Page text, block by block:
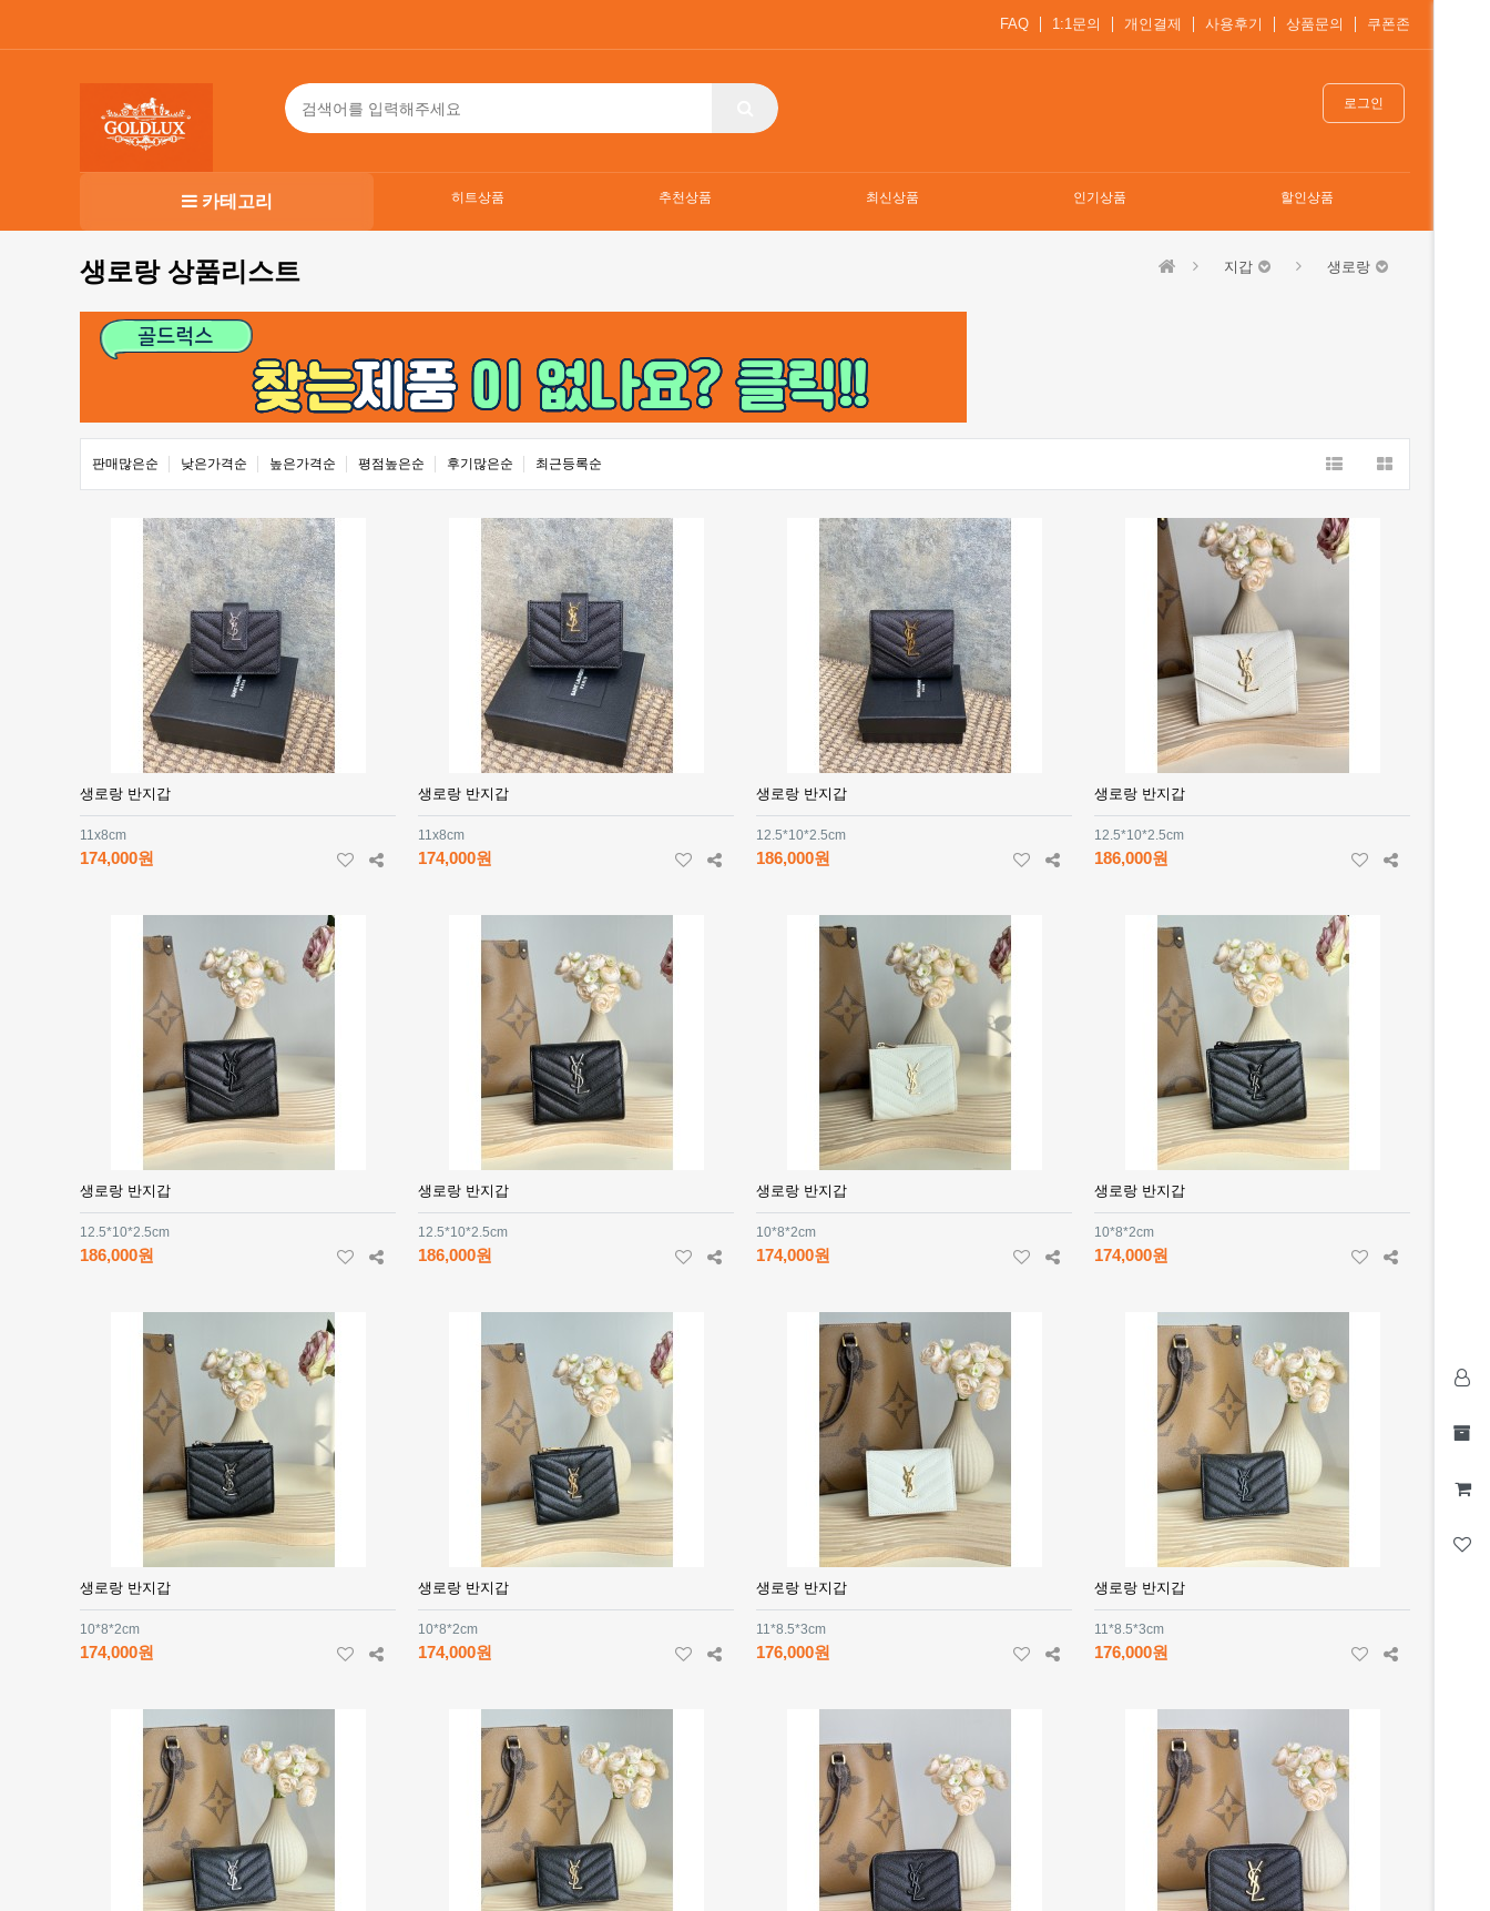
FAQ 1:1문의 개인결제 사용후기 상품문의 쿠폰존
로그인
카테고리 히트상품 추천상품 최신상품 인기상품 할인상품
생로랑 상품리스트 지갑 생로랑
판매많은순 낮은가격순 높은가격순 평점높은순 후기많은순 최근등록순
생로랑 반지갑
11x8cm
174,000원
생로랑 반지갑
11x8cm
174,000원
생로랑 반지갑
12.5*10*2.5cm
186,000원
생로랑 반지갑
12.5*10*2.5cm
186,000원
생로랑 반지갑
12.5*10*2.5cm
186,000원
생로랑 반지갑
12.5*10*2.5cm
186,000원
생로랑 반지갑
10*8*2cm
174,000원
생로랑 반지갑
10*8*2cm
174,000원
생로랑 반지갑
10*8*2cm
174,000원
생로랑 반지갑
10*8*2cm
174,000원
생로랑 반지갑
11*8.5*3cm
176,000원
생로랑 반지갑
11*8.5*3cm
176,000원